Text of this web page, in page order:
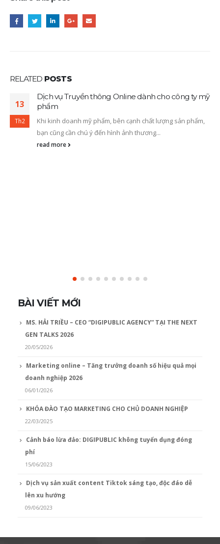
RELATED POSTS
13
Th2
Dịch vụ Truyền thông Online dành cho công ty mỹ
phẩm
Khi kinh doanh mỹ phẩm, bên cạnh chất lượng sản phẩm,
bạn cũng cần chú ý đến hình ảnh thương...
read more
BÀI VIẾT MỚI
MS. HẢI TRIỀU – CEO “DIGIPUBLIC AGENCY” TẠI THE NEXT
GEN TALKS 2026
20/05/2026
Marketing online – Tăng trưởng doanh số hiệu quả mọi
doanh nghiệp 2026
06/01/2026
KHÓA ĐÀO TẠO MARKETING CHO CHỦ DOANH NGHIỆP
22/03/2025
Cảnh báo lừa đảo: DIGIPUBLIC không tuyển dụng đóng
phí
15/06/2023
Dịch vụ sản xuất content Tiktok sáng tạo, độc đáo dễ
lên xu hướng
09/06/2023